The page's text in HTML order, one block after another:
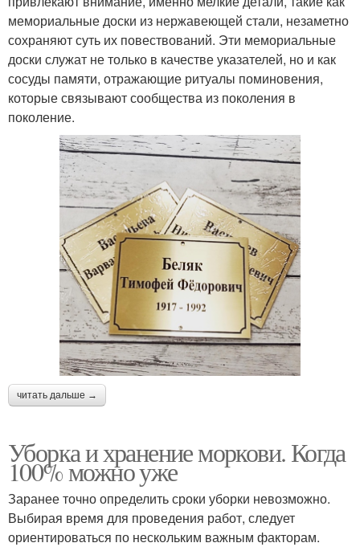
мемориальные доски из нержавеющей стали, незаметно
сохраняют суть их повествований. Эти мемориальные
доски служат не только в качестве указателей, но и как
сосуды памяти, отражающие ритуалы поминовения,
которые связывают сообщества из поколения в
поколение.
читать дальше →
Уборка и хранение моркови. Когда
100% можно уже
Заранее точно определить сроки уборки невозможно.
Выбирая время для проведения работ, следует
ориентироваться по нескольким важным факторам.